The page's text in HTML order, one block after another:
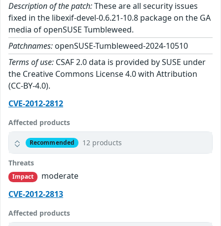
Description of the patch:These are all security issues
fixed in the libexif-devel-0.6.21-10.8 package on the GA
media of openSUSE Tumbleweed.
Patchnames: openSUSE-Tumbleweed-2024-10510
Terms of use: CSAF 2.0 data is provided by SUSE under
the Creative Commons License 4.0 with Attribution
(CC-BY-4.0).
CVE-2012-2812
Affected products
Recommended 12 products
Threats
Impact
moderate
CVE-2012-2813
Affected products